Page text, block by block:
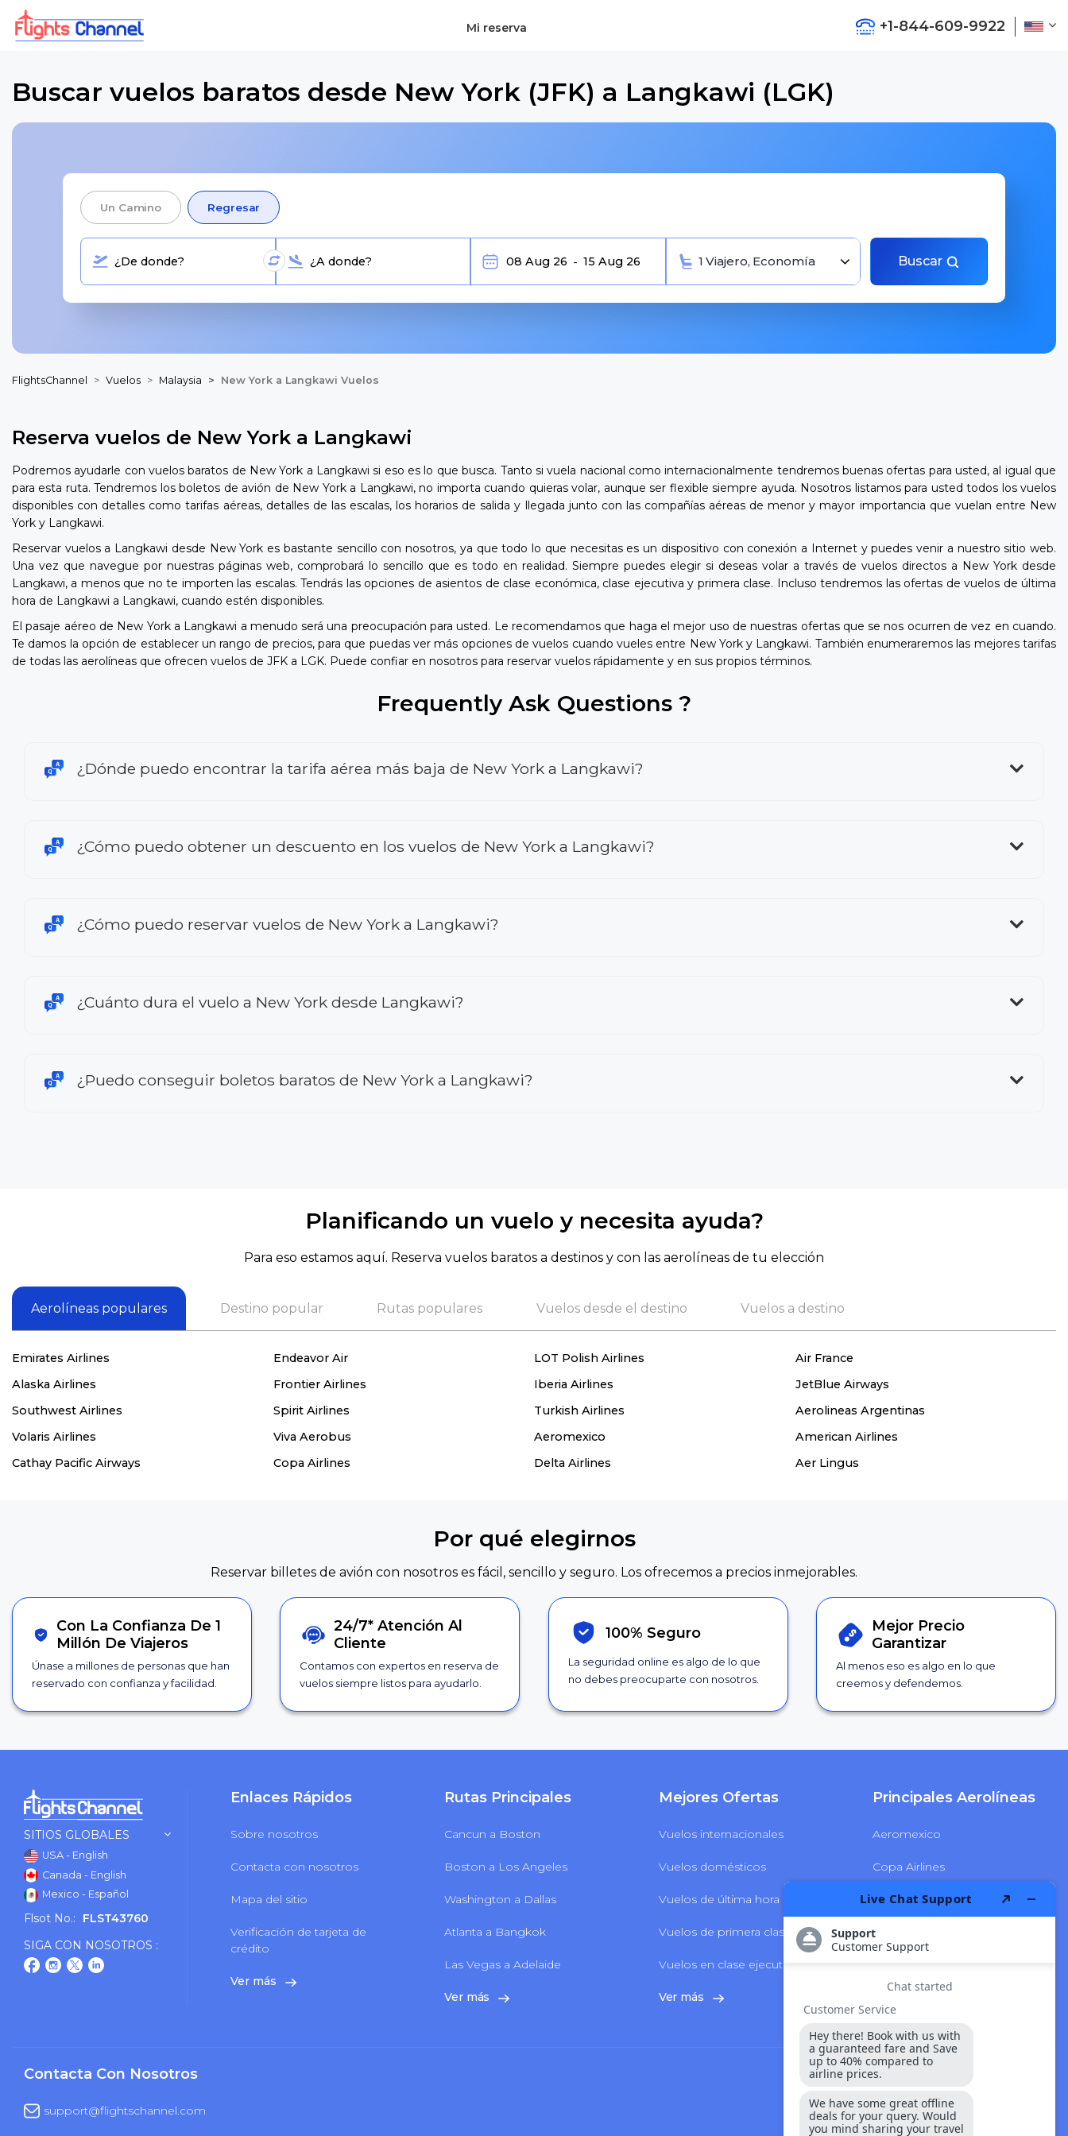
Mi reserva +1-844-609-9922
Buscar vuelos baratos desde New York (JFK) a Langkawi (LGK)
Un Camino Regresar
1 Viajero, Economía Buscar
FlightsChannel Vuelos Malaysia New York a Langkawi Vuelos
Reserva vuelos de New York a Langkawi
Podremos ayudarle con vuelos baratos de New York a Langkawi si eso es lo que busca. Tanto si vuela nacional como internacionalmente tendremos buenas ofertas para usted, al igual que
para esta ruta. Tendremos los boletos de avión de New York a Langkawi, no importa cuando quieras volar, aunque ser flexible siempre ayuda. Nosotros listamos para usted todos los vuelos
disponibles con detalles como tarifas aéreas, detalles de las escalas, los horarios de salida y llegada junto con las compañías aéreas de menor y mayor importancia que vuelan entre New
York y Langkawi.
Reservar vuelos a Langkawi desde New York es bastante sencillo con nosotros, ya que todo lo que necesitas es un dispositivo con conexión a Internet y puedes venir a nuestro sitio web.
Una vez que navegue por nuestras páginas web, comprobará lo sencillo que es todo en realidad. Siempre puedes elegir si deseas volar a través de vuelos directos a New York desde
Langkawi, a menos que no te importen las escalas. Tendrás las opciones de asientos de clase económica, clase ejecutiva y primera clase. Incluso tendremos las ofertas de vuelos de última
hora de Langkawi a Langkawi, cuando estén disponibles.
El pasaje aéreo de New York a Langkawi a menudo será una preocupación para usted. Le recomendamos que haga el mejor uso de nuestras ofertas que se nos ocurren de vez en cuando.
Te damos la opción de establecer un rango de precios, para que puedas ver más opciones de vuelos cuando vueles entre New York y Langkawi. También enumeraremos las mejores tarifas
de todas las aerolíneas que ofrecen vuelos de JFK a LGK. Puede confiar en nosotros para reservar vuelos rápidamente y en sus propios términos.
Frequently Ask Questions ?
¿Dónde puedo encontrar la tarifa aérea más baja de New York a Langkawi?
¿Cómo puedo obtener un descuento en los vuelos de New York a Langkawi?
¿Cómo puedo reservar vuelos de New York a Langkawi?
¿Cuánto dura el vuelo a New York desde Langkawi?
¿Puedo conseguir boletos baratos de New York a Langkawi?
Planificando un vuelo y necesita ayuda?
Para eso estamos aquí. Reserva vuelos baratos a destinos y con las aerolíneas de tu elección
Aerolíneas populares Destino popular Rutas populares Vuelos desde el destino Vuelos a destino
Emirates Airlines Endeavor Air LOT Polish Airlines
Air France
Alaska Airlines
Frontier Airlines Iberia Airlines
JetBlue Airways
Southwest Airlines
Spirit Airlines Turkish Airlines
Aerolineas Argentinas
Volaris Airlines
Viva Aerobus Aeromexico
American Airlines
Cathay Pacific Airways
Copa Airlines Delta Airlines Aer Lingus
Por qué elegirnos
Reservar billetes de avión con nosotros es fácil, sencillo y seguro. Los ofrecemos a precios inmejorables.
Con La Confianza De 1
Millón De Viajeros
Únase a millones de personas que han
reservado con confianza y facilidad.
24/7*Atención Al
Cliente
Contamos con expertos en reserva de
vuelos siempre listos para ayudarlo.
100% Seguro
La seguridad online es algo de lo que
no debes preocuparte con nosotros.
Mejor Precio
Garantizar
Al menos eso es algo en lo que
creemos y defendemos.
SITIOS GLOBALES
USA - English
Canada - English
Mexico - Español
Flsot No.:
FLST43760
SIGA CON NOSOTROS :
Enlaces Rápidos
Sobre nosotros
Contacta con nosotros
Mapa del sitio
Verificación de tarjeta de
crédito
Ver más
Rutas Principales
Cancun a Boston
Boston a Los Angeles
Washington a Dallas
Atlanta a Bangkok
Las Vegas a Adelaide
Ver más
Mejores Ofertas
Vuelos internacionales
Vuelos domésticos
Vuelos de última hora
Vuelos de primera clase
Vuelos en clase ejecutiva
Ver más
Principales Aerolíneas
Aeromexico
Copa Airlines
Delta Airlines
LATAM Airlines
Contacta Con Nosotros
support@flightschannel.com